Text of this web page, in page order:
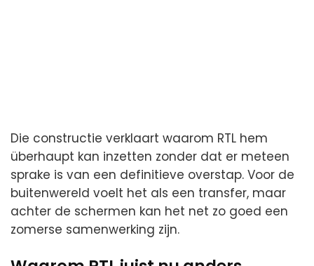
Die constructie verklaart waarom RTL hem
überhaupt kan inzetten zonder dat er meteen
sprake is van een definitieve overstap. Voor de
buitenwereld voelt het als een transfer, maar
achter de schermen kan het net zo goed een
zomerse samenwerking zijn.